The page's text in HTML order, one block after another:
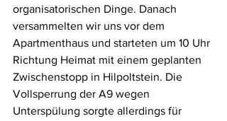
organisatorischen Dinge. Danach
versammelten wir uns vor dem
Apartmenthaus und starteten um 10 Uhr
Richtung Heimat mit einem geplanten
Zwischenstopp in Hilpoltstein. Die
Vollsperrung der A9 wegen
Unterspülung sorgte allerdings für